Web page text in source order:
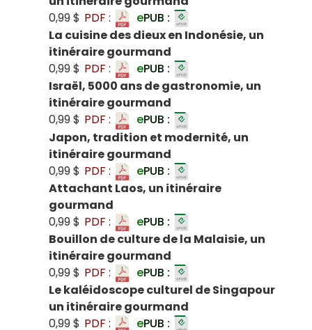
0,99 $ PDF : ePUB :
La cuisine des dieux en Indonésie, un
itinéraire gourmand
0,99 $ PDF : ePUB :
Israël, 5000 ans de gastronomie, un
itinéraire gourmand
0,99 $ PDF : ePUB :
Japon, tradition et modernité, un
itinéraire gourmand
0,99 $ PDF : ePUB :
Attachant Laos, un itinéraire
gourmand
0,99 $ PDF : ePUB :
Bouillon de culture de la Malaisie, un
itinéraire gourmand
0,99 $ PDF : ePUB :
Le kaléidoscope culturel de Singapour
un itinéraire gourmand
0,99 $ PDF : ePUB :